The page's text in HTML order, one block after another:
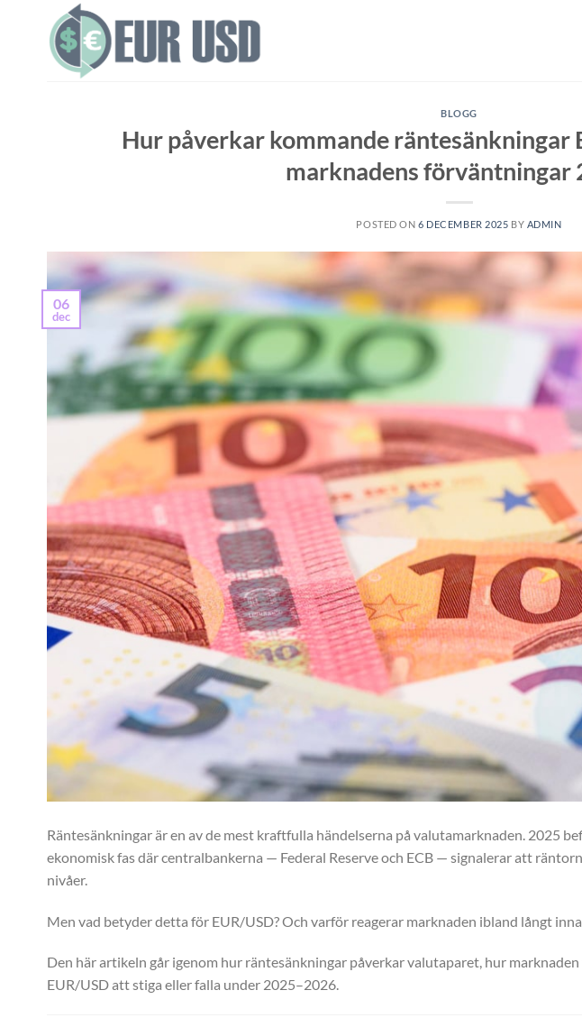
BLOGG
Hur påverkar kommande räntesänkningar
marknadens förväntningar
POSTED ON6 DECEMBER 2025 BY ADMIN
06
dec
Räntesänkningar är en av de mest kraftfulla händelserna på valutamarknaden. 2025
ekonomisk fas där centralbankerna — Federal Reserve och ECB — signalerar att
nivåer.
Men vad betyder detta för EUR/USD? Och varför reagerar marknaden ibland långt
Den här artikeln går igenom hur räntesänkningar påverkar valutaparet, hur
EUR/USD att stiga eller falla under 2025–2026.